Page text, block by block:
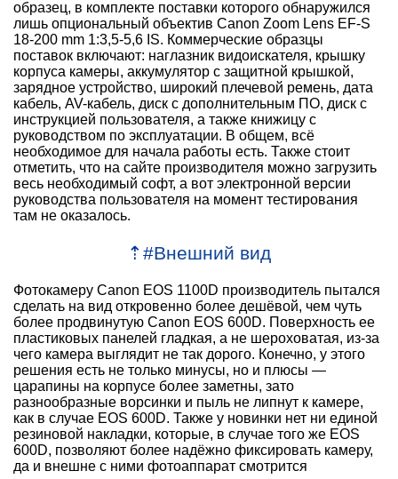
образец, в комплекте поставки которого обнаружился
лишь опциональный объектив Canon Zoom Lens EF-S
18-200 mm 1:3,5-5,6 IS. Коммерческие образцы
поставок включают: наглазник видоискателя, крышку
корпуса камеры, аккумулятор с защитной крышкой,
зарядное устройство, широкий плечевой ремень, дата
кабель, AV-кабель, диск с дополнительным ПО, диск с
инструкцией пользователя, а также книжицу с
руководством по эксплуатации. В общем, всё
необходимое для начала работы есть. Также стоит
отметить, что на сайте производителя можно загрузить
весь необходимый софт, а вот электронной версии
руководства пользователя на момент тестирования
там не оказалось.
⇡ #Внешний вид
Фотокамеру Canon EOS 1100D производитель пытался
сделать на вид откровенно более дешёвой, чем чуть
более продвинутую Canon EOS 600D. Поверхность ее
пластиковых панелей гладкая, а не шероховатая, из-за
чего камера выглядит не так дорого. Конечно, у этого
решения есть не только минусы, но и плюсы —
царапины на корпусе более заметны, зато
разнообразные ворсинки и пыль не липнут к камере,
как в случае EOS 600D. Также у новинки нет ни единой
резиновой накладки, которые, в случае того же EOS
600D, позволяют более надёжно фиксировать камеру,
да и внешне с ними фотоаппарат смотрится